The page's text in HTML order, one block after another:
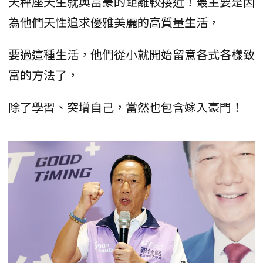
為他們天性追求優雅美麗的高質量生活，
要過這種生活，他們從小就開始留意各式各樣致
富的方法了，
除了學習、突增自己，當然也包含嫁入豪門！